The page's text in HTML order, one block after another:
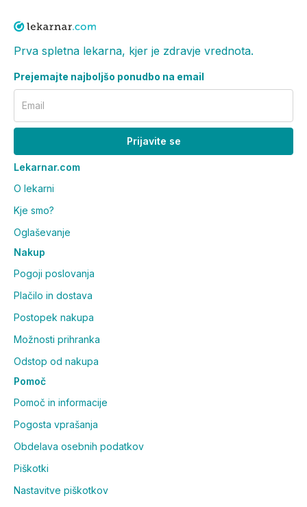
Prva spletna lekarna, kjer je zdravje vrednota.
Prejemajte najboljšo ponudbo na email
Email
Prijavite se
Lekarnar.com
O lekarni
Kje smo?
Oglaševanje
Nakup
Pogoji poslovanja
Plačilo in dostava
Postopek nakupa
Možnosti prihranka
Odstop od nakupa
Pomoč
Pomoč in informacije
Pogosta vprašanja
Obdelava osebnih podatkov
Piškotki
Nastavitve piškotkov